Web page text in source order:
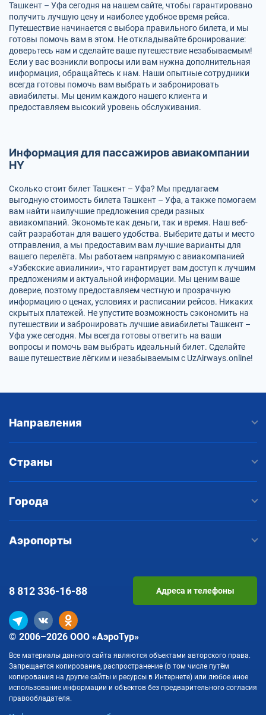
Ташкент – Уфа сегодня на нашем сайте, чтобы гарантировано
получить лучшую цену и наиболее удобное время рейса.
Путешествие начинается с выбора правильного билета, и мы
готовы помочь вам в этом. Не откладывайте бронирование:
доверьтесь нам и сделайте ваше путешествие незабываемым!
Если у вас возникли вопросы или вам нужна дополнительная
информация, обращайтесь к нам. Наши опытные сотрудники
всегда готовы помочь вам выбрать и забронировать
авиабилеты. Мы ценим каждого нашего клиента и
предоставляем высокий уровень обслуживания.
Информация для пассажиров авиакомпании
HY
Сколько стоит билет Ташкент – Уфа? Мы предлагаем
выгодную стоимость билета Ташкент – Уфа, а также помогаем
вам найти наилучшие предложения среди разных
авиакомпаний. Экономьте как деньги, так и время. Наш веб-
сайт разработан для вашего удобства. Выберите даты и место
отправления, а мы предоставим вам лучшие варианты для
вашего перелёта. Мы работаем напрямую с авиакомпанией
«Узбекские авиалинии», что гарантирует вам доступ к лучшим
предложениям и актуальной информации. Мы ценим ваше
доверие, поэтому предоставляем честную и прозрачную
информацию о ценах, условиях и расписании рейсов. Никаких
скрытых платежей. Не упустите возможность сэкономить на
путешествии и забронировать лучшие авиабилеты Ташкент –
Уфа уже сегодня. Мы всегда готовы ответить на ваши
вопросы и помочь вам выбрать идеальный билет. Сделайте
ваше путешествие лёгким и незабываемым с UzAirways.online!
Направления
Страны
Города
Аэропорты
© 2006–2026 ООО «АэроТур»
Все материалы данного сайта являются объектами авторского права.
Запрещается копирование, распространение (в том числе путём
копирования на другие сайты и ресурсы в Интернете) или любое иное
использование информации и объектов без предварительного согласия
правообладателя.
8 812336-16-88 Адреса и телефоны